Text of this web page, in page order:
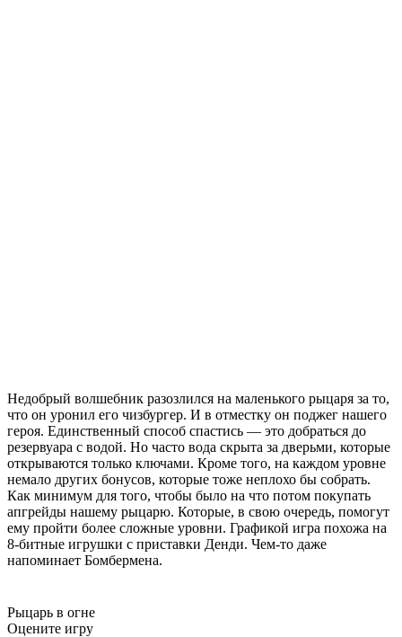
Недобрый волшебник разозлился на маленького рыцаря за то,
что он уронил его чизбургер. И в отместку он поджег нашего
героя. Единственный способ спастись — это добраться до
резервуара с водой. Но часто вода скрыта за дверьми, которые
открываются только ключами. Кроме того, на каждом уровне
немало других бонусов, которые тоже неплохо бы собрать.
Как минимум для того, чтобы было на что потом покупать
апгрейды нашему рыцарю. Которые, в свою очередь, помогут
ему пройти более сложные уровни. Графикой игра похожа на
8-битные игрушки с приставки Денди. Чем-то даже
напоминает Бомбермена.
Рыцарь в огне
Оцените игру